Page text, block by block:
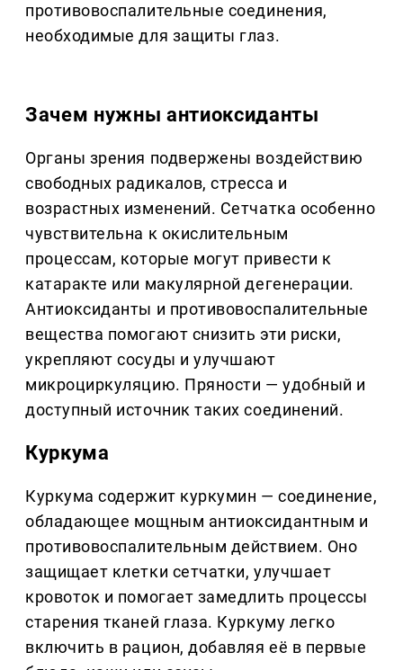
противовоспалительные соединения,
необходимые для защиты глаз.
Зачем нужны антиоксиданты
Органы зрения подвержены воздействию
свободных радикалов, стресса и
возрастных изменений. Сетчатка особенно
чувствительна к окислительным
процессам, которые могут привести к
катаракте или макулярной дегенерации.
Антиоксиданты и противовоспалительные
вещества помогают снизить эти риски,
укрепляют сосуды и улучшают
микроциркуляцию. Пряности — удобный и
доступный источник таких соединений.
Куркума
Куркума содержит куркумин — соединение,
обладающее мощным антиоксидантным и
противовоспалительным действием. Оно
защищает клетки сетчатки, улучшает
кровоток и помогает замедлить процессы
старения тканей глаза. Куркуму легко
включить в рацион, добавляя её в первые